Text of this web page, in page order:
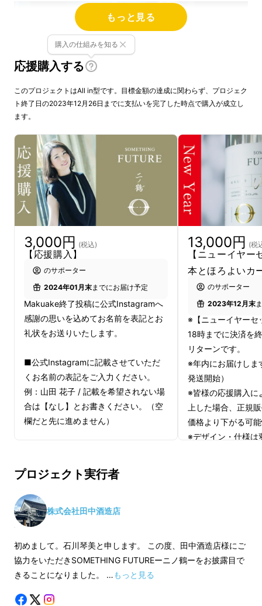
記念日にワイングラスで愉しむ日本酒-ニノ鶴-
を飲みながら、さまざまな視点の質問が書かれ
た「ほろよいカード」
を使い、対話を通して、
2人の関係を円満に築くための取組みです。
一枚づつほろよいカードを引き、質問に答えて
いくので、いつもとはちょっと違う話題で対話
をお楽しみいただけると思います。
株式会社スイートリングスの
す。今回の商品である
FUTURE」は、私が12年間 ウエディング業界
に身を置くものとして、結婚式を挙げられたお
ふたりの未来にも寄り添っていきたいという思
いから生まれました。
もっと見る
応援購入する
購入の仕組みを知る
このプロジェクトはAll in型です。目標金額の達成に関わらず、プロジェク
ト終了日の2023年12月26日までに支払いを完了した時点で購入が成立し
ます。
3,000円 (税込)
【応援購入】
のサポーター
2024年01月末までにお届け予定
Makuake終了投稿に公式Instagramへ
感謝の思いを込めてお名前を表記とお
礼状をお送りいたします。
■公式Instagramに記載させていただ
くお名前の表記をご入力ください。
例：山田 花子 / 記載を希望されない場
合は【なし】とお書きください。（空
欄だと先に進めません）
13,000円 (税
【ニューイヤー
本とほろよいカ
のサポーター
2023年12月末
※【ニューイヤーセ
18時までに決済を
リターンです。
※年内にお届けしま
発送開始）
※皆様の応援購入に
上した場合、正規
価格より下がる可
※デザイン・仕様は
プロジェクト実行者
株式会社田中酒造店
初めまして。石川琴美と申します。 この度、田中酒造店様にご
協力をいただきSOMETHING FUTUREーニノ鶴ーをお披露目で
きることになりました。 …もっと見る